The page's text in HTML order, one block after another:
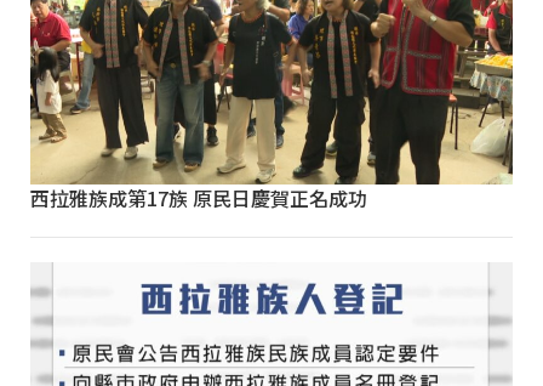
西拉雅族成第17族 原民日慶賀正名成功